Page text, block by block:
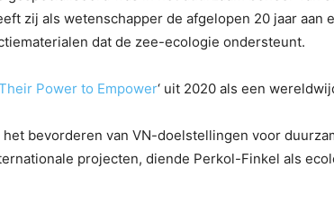
zij als wetenschapper de afgelopen 20 jaar
dat de zee-ecologie ondersteunt.
Power to Empower‘ uit 2020 als een
het bevorderen van VN-doelstellingen voor
projecten, diende Perkol-Finkel als